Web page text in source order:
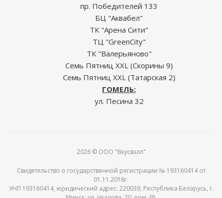
пр. Победителей 133
БЦ "Аквабел"
ТК "Арена Сити"
ТЦ "GreenCity"
ТК "Валерьяново"
Семь Пятниц XXL (Скорины 9)
Семь Пятниц XXL (Татарская 2)
ГОМЕЛЬ:
ул. Песина 32
2026 © ООО "Вкусвэлл"
Свидетельство о государственной регистрации № 193160414 от
01.11.2018г.
УНП 193160414, юридический адрес: 220039, Республика Беларусь, г.